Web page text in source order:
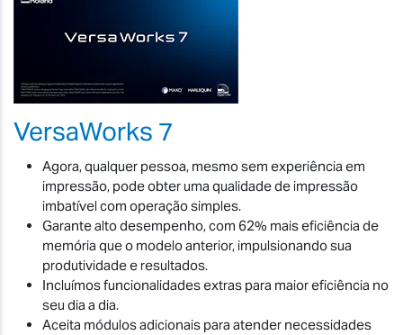
VersaWorks 7
Agora, qualquer pessoa, mesmo sem experiência em
impressão, pode obter uma qualidade de impressão
imbatível com operação simples.
Garante alto desempenho, com 62% mais eficiência de
memória que o modelo anterior, impulsionando sua
produtividade e resultados.
Incluímos funcionalidades extras para maior eficiência no
seu dia a dia.
Aceita módulos adicionais para atender necessidades